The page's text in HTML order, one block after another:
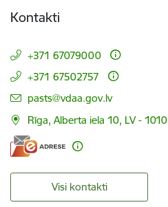
Kontakti
+371 67079000
+371 67502757
E-pasts:
pasts@vdaa.gov.lv
Rīga, Alberta iela 10, LV - 1010
Visi kontakti